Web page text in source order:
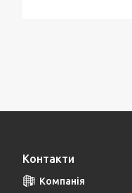
Контакти